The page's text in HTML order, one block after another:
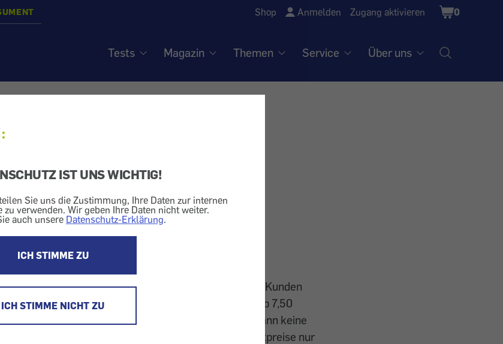
IST UNS WICHTIG!
Sie uns die Zustimmung, Ihre Daten zur internen
zu verwenden. Wir geben Ihre Daten nicht weiter.
auch unsere Datenschutz-Erklärung.
ICH STIMME ZU
ICH STIMME NICHT ZU
Shop Anmelden Zugang aktivieren
Shopping
Cart
0
Tests Magazin Themen Service Über uns
- Hohe
Kilometer, dem Personal Gewicht erspart und dem Kunden
macht, kostet in Österreich unverschämt viel (ab 7,50
dagegen zahlt man einmal 15 Euro und hat dann keine
In Österreich kann ich mir die monatlichen Mietpreise nur